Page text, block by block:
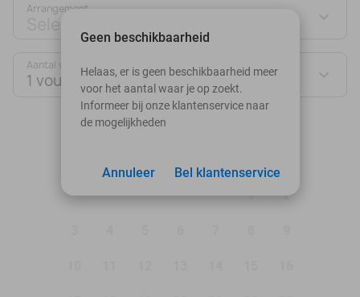
Arrangement
Selecteer jouw deal
Aantal vouchers:
1 voucher
augustus 2026
1 2
Geen beschikbaarheid
Helaas, er is geen beschikbaarheid meer
voor het aantal waar je op zoekt.
Informeer bij onze klantenservice naar
de mogelijkheden
Bel klantenservice
Annuleer